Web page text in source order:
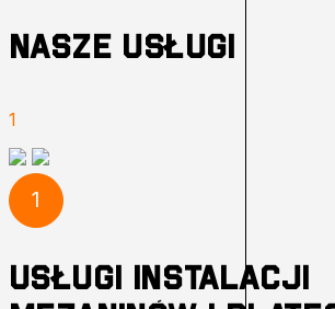
Nasze Usługi
1
1
Usługi instalacji